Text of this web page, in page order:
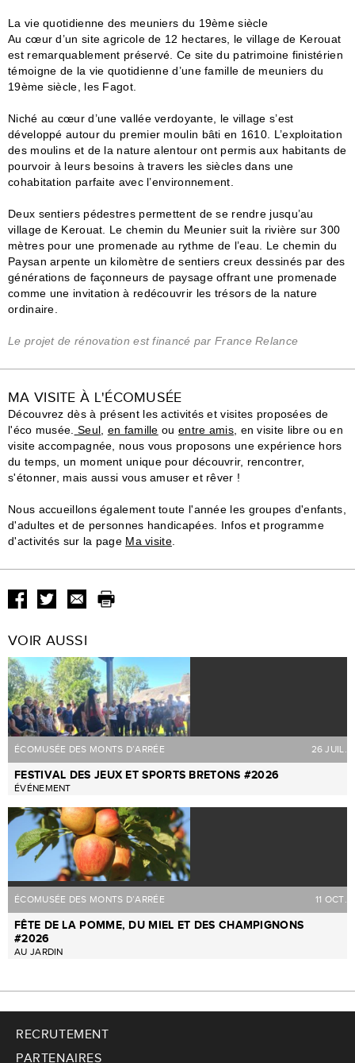
La vie quotidienne des meuniers du 19ème siècle
Au cœur d’un site agricole de 12 hectares, le village de Kerouat
est remarquablement préservé. Ce site du patrimoine finistérien
témoigne de la vie quotidienne d’une famille de meuniers du
19ème siècle, les Fagot.
Niché au cœur d’une vallée verdoyante, le village s’est
développé autour du premier moulin bâti en 1610. L’exploitation
des moulins et de la nature alentour ont permis aux habitants de
pourvoir à leurs besoins à travers les siècles dans une
cohabitation parfaite avec l’environnement.
Deux sentiers pédestres permettent de se rendre jusqu’au
village de Kerouat. Le chemin du Meunier suit la rivière sur 300
mètres pour une promenade au rythme de l’eau. Le chemin du
Paysan arpente un kilomètre de sentiers creux dessinés par des
générations de façonneurs de paysage offrant une promenade
comme une invitation à redécouvrir les trésors de la nature
ordinaire.
Le projet de rénovation est financé par France Relance
MA VISITE À L'ÉCOMUSÉE
Découvrez dès à présent les activités et visites proposées de
l'éco musée. Seul, en famille ou entre amis, en visite libre ou en
visite accompagnée, nous vous proposons une expérience hors
du temps, un moment unique pour découvrir, rencontrer,
s'étonner, mais aussi vous amuser et rêver !
Nous accueillons également toute l'année les groupes d'enfants,
d'adultes et de personnes handicapées. Infos et programme
d'activités sur la page Ma visite.
VOIR AUSSI
ÉCOMUSÉE DES MONTS D’ARRÉE 26 JUIL.
FESTIVAL DES JEUX ET SPORTS BRETONS #2026
ÉVÉNEMENT
ÉCOMUSÉE DES MONTS D’ARRÉE 11 OCT.
FÊTE DE LA POMME, DU MIEL ET DES CHAMPIGNONS
#2026
AU JARDIN
RECRUTEMENT
PARTENAIRES